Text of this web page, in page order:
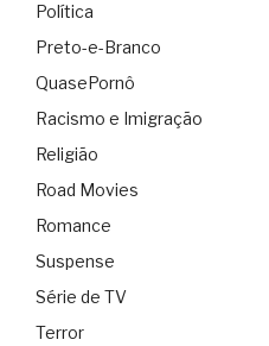
Política
Preto-e-Branco
QuasePornô
Racismo e Imigração
Religião
Road Movies
Romance
Suspense
Série de TV
Terror